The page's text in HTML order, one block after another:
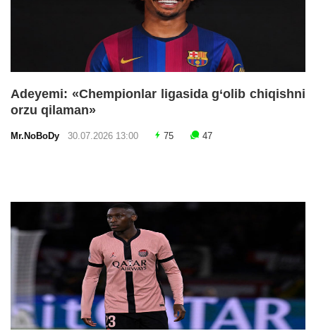
Adeyemi: «Chempionlar ligasida g‘olib chiqishni
orzu qilaman»
Mr.NoBoDy 30.07.2026 13:00 75 47